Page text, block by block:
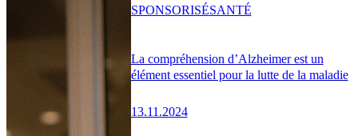
La compréhension d’Alzheimer est un
élément essentiel pour la lutte de la maladie
13.11.2024
SPONSORISÉSANTÉ